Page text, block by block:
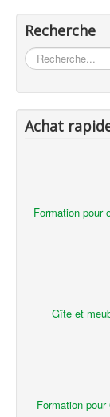
Recherche
...
Achat
Formation pour
Gîte et
Formation